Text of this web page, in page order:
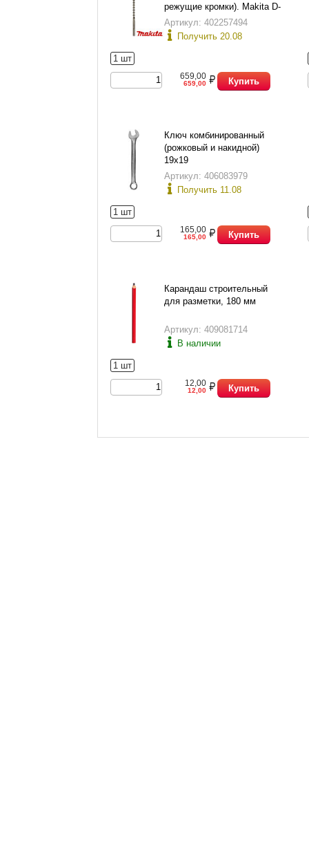
режущие кромки). Makita D-
33875.
Артикул: 402257494
Получить 20.08
1 шт
659,00
659,00 Купить
Ключ комбинированный
(рожковый и накидной)
19х19
Артикул: 406083979
Получить 11.08
1 шт
165,00
165,00 Купить
Карандаш строительный
для разметки, 180 мм
Артикул: 409081714
В наличии
1 шт
12,00
12,00 Купить